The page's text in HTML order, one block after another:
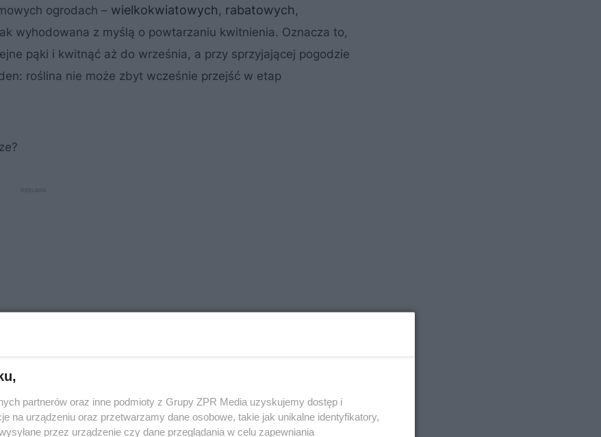
ogrodach – wielkokwiatowych , rabatowych ,
wyhodowana z myślą o powtarzaniu kwitnienia. Oznacza to,
pąki i kwitnąć aż do września, a przy sprzyjającej pogodzie
roślina nie może zbyt wcześnie przejść w etap
partnerów oraz inne podmioty z Grupy ZPR Media uzyskujemy dostęp i
na urządzeniu oraz przetwarzamy dane osobowe, takie jak unikalne identyfikatory,
przez urządzenie czy dane przeglądania w celu zapewniania